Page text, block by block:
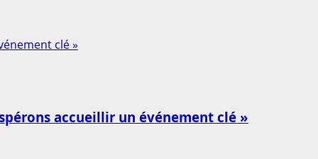
clé »
accueillir un événement clé »